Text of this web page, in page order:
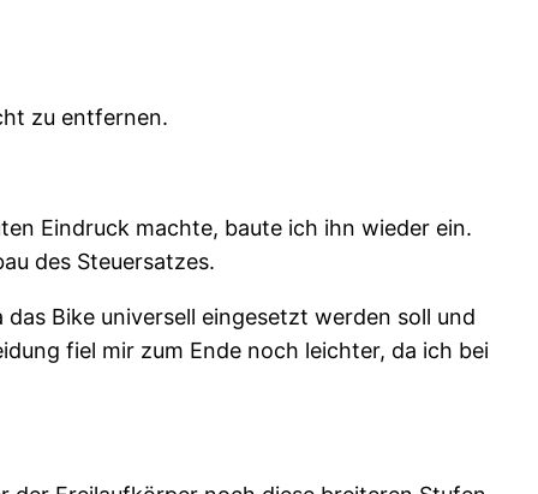
zu entfernen.
Eindruck machte, baute ich ihn wieder ein.
des Steuersatzes.
Bike universell eingesetzt werden soll und
fiel mir zum Ende noch leichter, da ich bei